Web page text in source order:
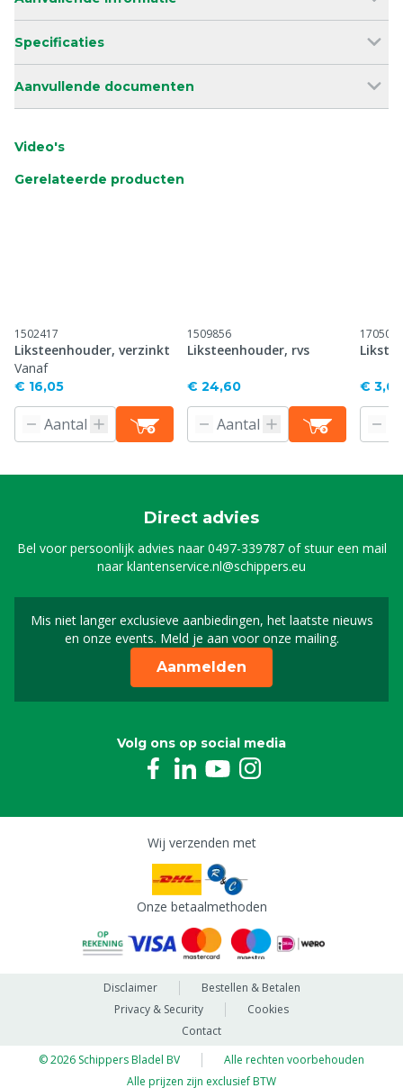
Specificaties
Aanvullende documenten
Video's
Gerelateerde producten
1502417
Liksteenhouder, verzinkt
Vanaf
€ 16,05
1509856
Liksteenhouder, rvs
€ 24,60
1705040
€ 3,68
Direct advies
Bel voor persoonlijk advies naar0497-339787of stuur een mail
naarklantenservice.nl@schippers.eu
Mis niet langer exclusieve aanbiedingen, het laatste nieuws
en onze events. Meld je aan voor onze mailing.
Schrijf je in voor onze
Aanmelden
Volg ons op social media
Wij verzenden met
Onze betaalmethoden
Disclaimer
Bestellen & Betalen
Privacy & Security
Cookies
Contact
© 2026 Schippers Bladel BV
Alle rechten voorbehouden
Alle prijzen zijn exclusief BTW